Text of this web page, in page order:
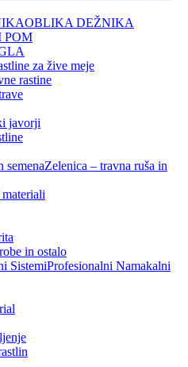
OBLIKA DEŽNIKA
POM
za žive meje
rastine
javorji
Zelenica – travna ruša in
in ostalo
Profesionalni Namakalni